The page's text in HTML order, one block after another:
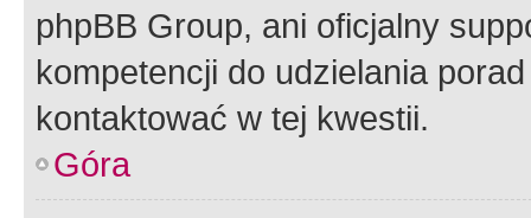
phpBB Group, ani oficjalny
kompetencji do udzielania
kontaktować w tej kwestii.
Góra